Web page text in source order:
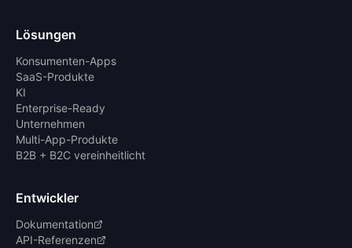
Lösungen
Konsumenten-Apps
SaaS-Produkte
KI
Enterprise-Ready
Unternehmen
Multi-App-Produkte
B2B + B2C vereinheitlicht
Entwickler
Dokumentation
API-Referenzen